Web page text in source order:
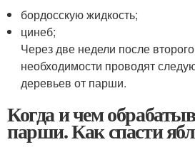
бордосскую жидкость;
цинеб;
Через две недели после
необходимости проводят
деревьев от парши.
Когда и чем
парши. Как спасти